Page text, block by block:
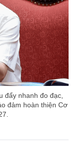
đẩy nhanh đo đạc,
đảm hoàn thiện Cơ